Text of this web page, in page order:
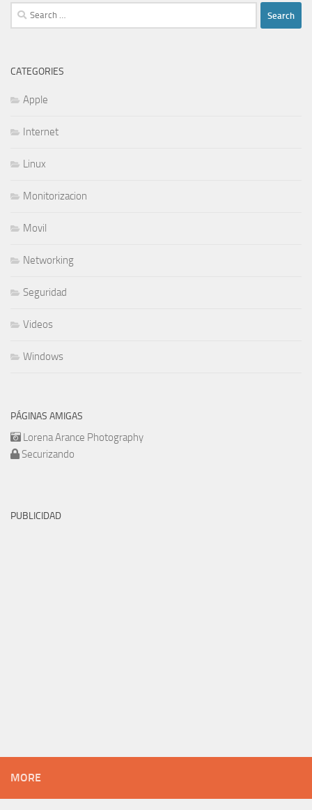
Search
for:
CATEGORIES
Apple
Internet
Linux
Monitorizacion
Movil
Networking
Seguridad
Videos
Windows
PÁGINAS AMIGAS
Lorena Arance Photography
Securizando
PUBLICIDAD
MORE